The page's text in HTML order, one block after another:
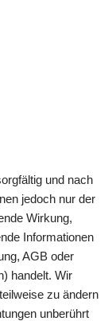
und nach
jedoch nur der
Wirkung,
Informationen
AGB oder
handelt. Wir
zu ändern
unberührt